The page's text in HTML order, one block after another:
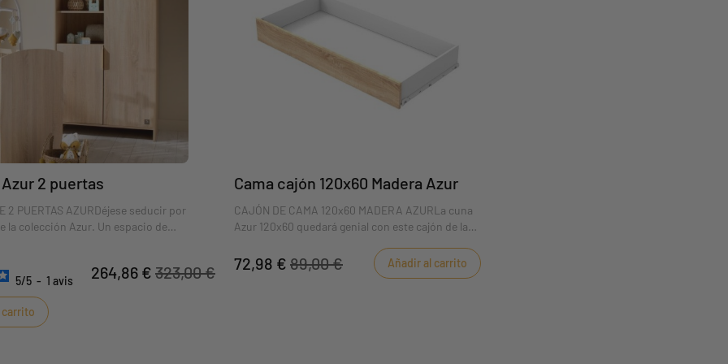
2 puertas
2 PUERTAS AZURDéjese seducir por
la colección Azur. Un espacio de
añade un toque de originalidad,
acceso directo al ropero o
regalos de bebé, libros, juegos y
5/5 - 1 avis 264,86 € 323,00 €
carrito
Cama cajón 120x60 Madera Azur
CAJÓN DE CAMA 120x60 MADERA AZURLa cuna
Azur 120x60 quedará genial con este cajón de la
del bebé, este cajón dará al dormitorio de tu hijo
un espacio de almacenamiento extra
72,98 € 89,00 € Añadir al carrito